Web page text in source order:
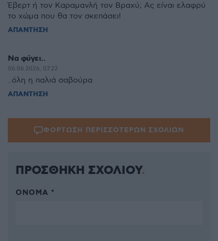
Έβερτ ή τον Καραμανλή τον Βραχύ; Ας είναι ελαφρύ
το χώμα που θα τον σκεπάσει!
ΑΠΑΝΤΗΣΗ
Να φύγει..
06.06.2026, 07:22
..όλη η παλιά σαβούρα
ΑΠΑΝΤΗΣΗ
ΦΟΡΤΩΣΗ ΠΕΡΙΣΣΟΤΕΡΩΝ ΣΧΟΛΙΩΝ
ΠΡΟΣΘΗΚΗ ΣΧΟΛΙΟΥ
ΌΝΟΜΑ *